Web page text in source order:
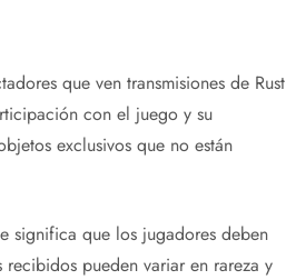
que ven transmisiones de Rust
con el juego y su
exclusivos que no están
significa que los jugadores deben
pueden variar en rareza y